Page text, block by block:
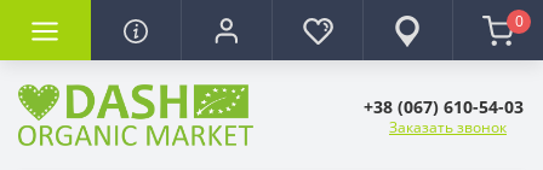
0
+38 (067) 610-54-03
Заказать звонок